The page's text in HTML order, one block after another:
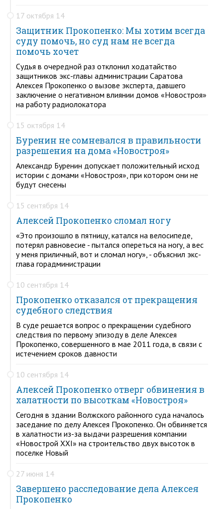
17 октября 14
Защитник Прокопенко: Мы хотим всегда
суду помочь, но суд нам не всегда
помочь хочет
Судья в очередной раз отклонил ходатайство
защитников экс-главы администрации Саратова
Алексея Прокопенко о вызове эксперта, давшего
заключение о негативном влиянии домов «Новостроя»
на работу радиолокатора
15 октября 14
Буренин не сомневался в правильности
разрешения на дома «Новостроя»
Александр Буренин допускает положительный исход
истории с домами «Новостроя», при котором они не
будут снесены
15 сентября 14
Алексей Прокопенко сломал ногу
«Это произошло в пятницу, катался на велосипеде,
потерял равновесие - пытался опереться на ногу, а вес
у меня приличный, вот и сломал ногу», - объяснил экс-
глава горадминистрации
10 сентября 14
Прокопенко отказался от прекращения
судебного следствия
В суде решается вопрос о прекращении судебного
следствия по первому эпизоду в деле Алексея
Прокопенко, совершенного в мае 2011 года, в связи с
истечением сроков давности
10 сентября 14
Алексей Прокопенко отверг обвинения в
халатности по высоткам «Новостроя»
Сегодня в здании Волжского районного суда началось
заседание по делу Алексея Прокопенко. Он обвиняется
в халатности из-за выдачи разрешения компании
«Новострой ХХI» на строительство двух высоток в
поселке Новый
27 июня 14
Завершено расследование дела Алексея
Прокопенко